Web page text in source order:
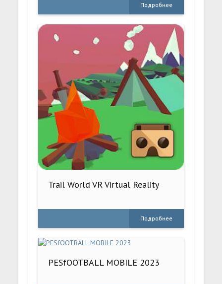
Подробнее
Trail World VR Virtual Reality
Подробнее
PESfOOTBALL MOBILE 2023